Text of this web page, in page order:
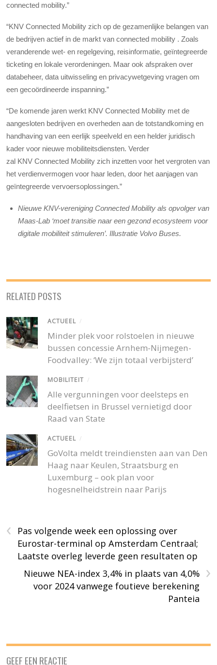
connected mobility.”
“KNV Connected Mobility zich op de gezamenlijke belangen van
de bedrijven actief in de markt van connected mobility . Zoals
veranderende wet- en regelgeving, reisinformatie, geïntegreerde
ticketing en lokale verordeningen. Maar ook afspraken over
databeheer, data uitwisseling en privacywetgeving vragen om
een gecoördineerde inspanning.”
“De komende jaren werkt KNV Connected Mobility met de
aangesloten bedrijven en overheden aan de totstandkoming en
handhaving van een eerlijk speelveld en een helder juridisch
kader voor nieuwe mobiliteitsdiensten. Verder
zal KNV Connected Mobility zich inzetten voor het vergroten van
het verdienvermogen voor haar leden, door het aanjagen van
geïntegreerde vervoersoplossingen.”
Nieuwe KNV-vereniging Connected Mobility als opvolger van
Maas-Lab ‘moet transitie naar een gezond ecosysteem voor
digitale mobiliteit stimuleren’. Illustratie Volvo Buses.
RELATED POSTS
ACTUEEL /
Minder plek voor rolstoelen in nieuwe
bussen concessie Arnhem-Nijmegen-
Foodvalley: ‘We zijn totaal verbijsterd’
MOBILITEIT /
Alle vergunningen voor deelsteps en
deelfietsen in Brussel vernietigd door
Raad van State
ACTUEEL /
GoVolta meldt treindiensten aan van Den
Haag naar Keulen, Straatsburg en
Luxemburg – ook plan voor
hogesnelheidstrein naar Parijs
‹
Pas volgende week een oplossing over
Eurostar-terminal op Amsterdam Centraal;
Laatste overleg leverde geen resultaten op
›
Nieuwe NEA-index 3,4% in plaats van 4,0%
voor 2024 vanwege foutieve berekening
Panteia
GEEF EEN REACTIE